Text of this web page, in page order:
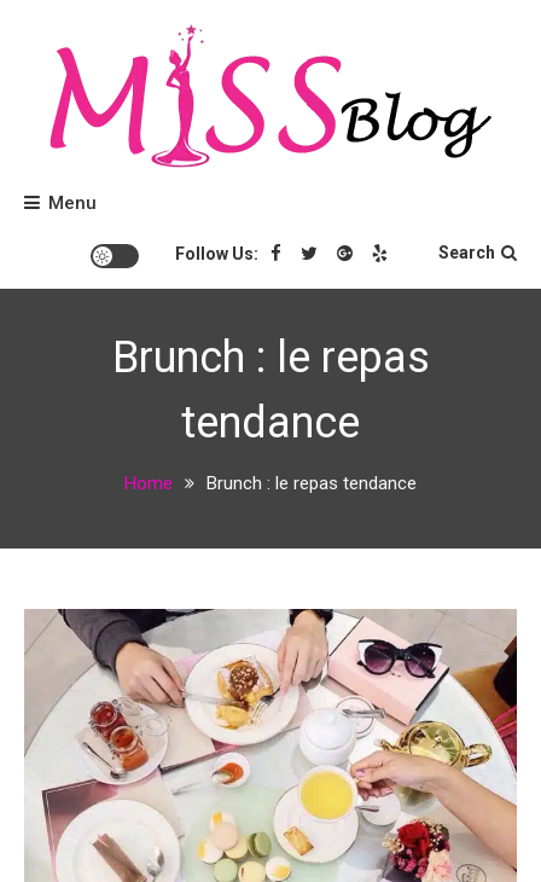
Miss Blog
Menu
Follow Us: Search
Brunch : le repas
tendance
Home Brunch : le repas tendance